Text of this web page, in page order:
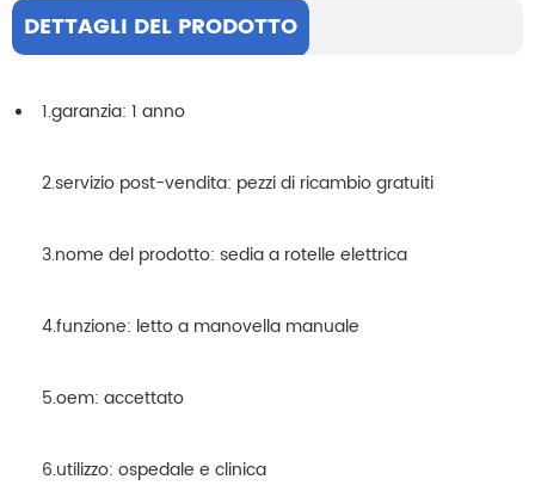
DETTAGLI DEL PRODOTTO
1.garanzia: 1 anno
2.servizio post-vendita: pezzi di ricambio gratuiti
3.nome del prodotto: sedia a rotelle elettrica
4.funzione: letto a manovella manuale
5.oem: accettato
6.utilizzo: ospedale e clinica